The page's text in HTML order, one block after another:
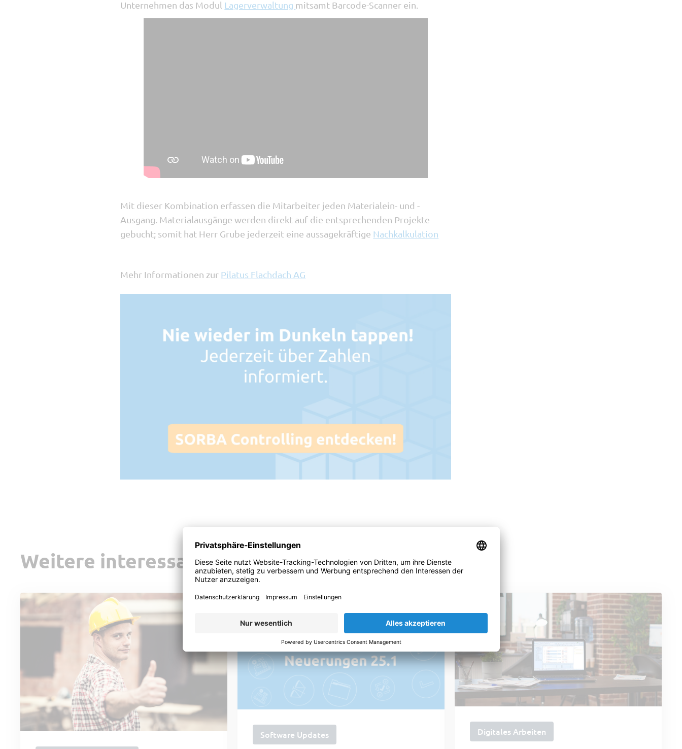
Unternehmen das Modul Lagerverwaltung mitsamt Barcode-Scanner ein.
Mit dieser Kombination erfassen die Mitarbeiter jeden Materialein- und -
Ausgang. Materialausgänge werden direkt auf die entsprechenden Projekte
gebucht; somit hat Herr Grube jederzeit eine aussagekräftige Nachkalkulation
Mehr Informationen zur Pilatus Flachdach AG
Weitere interessante Beiträge
Software Updates Digitales Arbeiten